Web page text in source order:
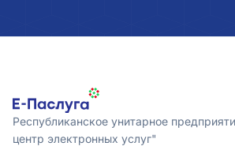
Республиканское унитарное
центр электронных услуг"